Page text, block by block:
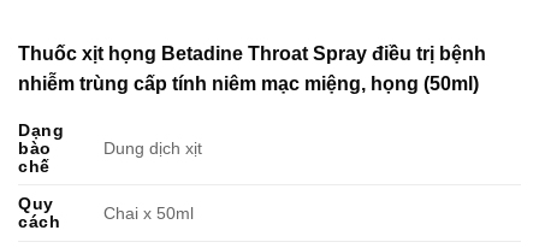
Thuốc xịt họng Betadine Throat Spray điều trị bệnh
nhiễm trùng cấp tính niêm mạc miệng, họng (50ml)
Dạng
bào
chế
Dung dịch xịt
Quy
cách
Chai x 50ml